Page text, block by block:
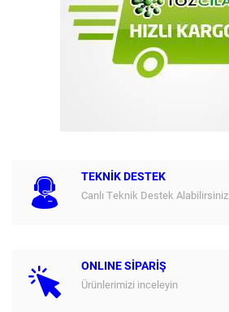
TEKNİK DESTEK
Canlı Teknik Destek Alabilirsiniz
ONLINE SİPARİŞ
Ürünlerimizi inceleyin